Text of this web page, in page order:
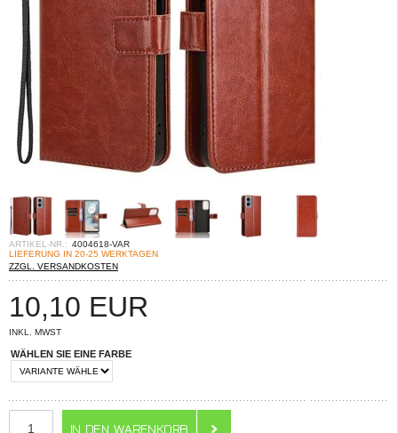
ARTIKEL-NR.: 4004618-VAR
LIEFERUNG IN 20-25 WERKTAGEN
ZZGL. VERSANDKOSTEN
10,10 EUR
INKL. MWST
WÄHLEN SIE EINE FARBE